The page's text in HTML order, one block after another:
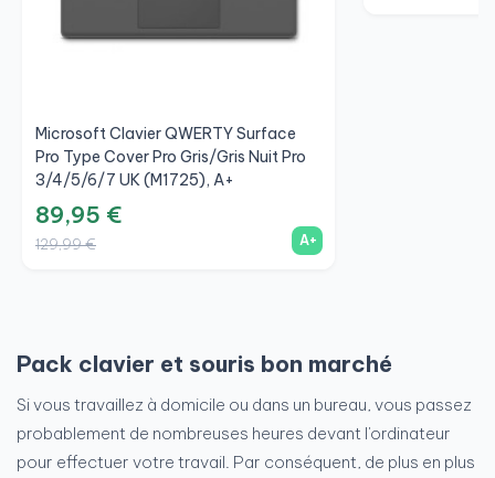
Microsoft Clavier QWERTY Surface
Pro Type Cover Pro Gris/Gris Nuit Pro
3/4/5/6/7 UK (M1725), A+
89,95 €
129,99 € A+
Pack clavier et souris bon marché
Si vous travaillez à domicile ou dans un bureau, vous passez
probablement de nombreuses heures devant l'ordinateur
pour effectuer votre travail. Par conséquent, de plus en plus